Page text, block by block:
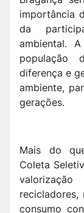
importância
da
ambiental.
população
diferença e
ambiente,
gerações.
Mais do
Coleta
consumo